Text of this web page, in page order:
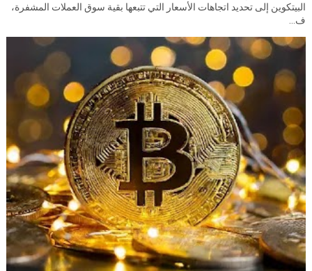
البيتكوين إلى تحديد اتجاهات الأسعار التي تتبعها بقية سوق العملات المشفرة،
ف...